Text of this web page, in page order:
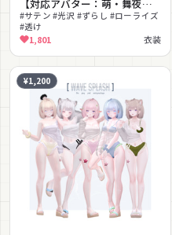
【対応アバター：萌・舞夜・
セレスティア・マヌカ】
#サテン #光沢 #ずらし #ローライズ
#透け
1,801 衣装
¥1,200